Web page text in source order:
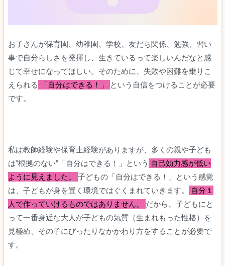
お子さんが保育園、幼稚園、学校、友だち関係、勉強、習い
事で自分らしさを発揮し、生きているって楽しいんだなと感
じて幸せになってほしい。そのために、失敗や困難を乗りこ
えられる 「自分はできる！」
という自信をつけることが必要
です。
私は教師経験や保育士経験がありますが、多くの親や子ども
は”根拠のない”「自分はできる！」という 自己効力感が低い
ように見えました。 子どもの「自分はできる！」という感覚
は、子どもが身を置く環境ではぐくまれていきます。
自分１
人で作っていけるものではありません。 だから、子どもにと
って一番身近な大人が子どもの気質（生まれもった性格）を
見極め、その子にぴったりなかかわり方をすることが必要で
す。